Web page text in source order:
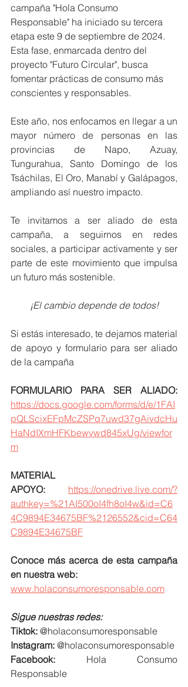
campaña "Hola Consumo
Responsable" ha iniciado su tercera
etapa este 9 de septiembre de 2024.
Esta fase, enmarcada dentro del
proyecto "Futuro Circular", busca
fomentar prácticas de consumo más
conscientes y responsables.
Este año, nos enfocamos en llegar a un
mayor número de personas en las
provincias de Napo, Azuay,
Tungurahua, Santo Domingo de los
Tsáchilas, El Oro, Manabí y Galápagos,
ampliando así nuestro impacto.
Te invitamos a ser aliado de esta
campaña, a seguirnos en redes
sociales, a participar activamente y ser
parte de este movimiento que impulsa
un futuro más sostenible.
¡El cambio depende de todos!
Si estás interesado, te dejamos material
de apoyo y formulario para ser aliado
de la campaña
https://docs.google.com/forms/d/e/1FAI
pQLScixEFpMcZSPq7uwd37gAivdcHu
HaNdIXmHFKbewvwd845xUg/viewfor
m
MATERIAL
APOYO:
https://onedrive.live.com/?
authkey=%21AI500oI4fh8oI4w&id=C6
4C9894E34675BF%2126552&cid=C64
C9894E34675BF
Conoce más acerca de esta campaña
en nuestra web:
www.holaconsumoresponsable.com
Sigue nuestras redes:
Tiktok: @holaconsumoresponsable
Instagram: @holaconsumoresponsable
Facebook: Hola Consumo
Responsable